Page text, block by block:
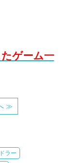
ゲーム一
≫
ラー